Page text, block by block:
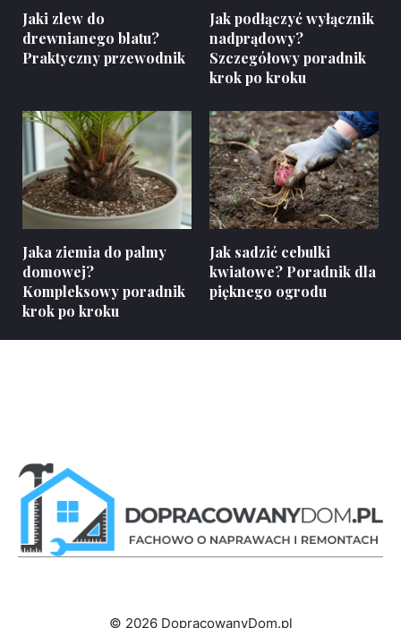
Jaki zlew do
drewnianego blatu?
Praktyczny przewodnik
Jak podłączyć wyłącznik
nadprądowy?
Szczegółowy poradnik
krok po kroku
Jaka ziemia do palmy
domowej?
Kompleksowy poradnik
krok po kroku
Jak sadzić cebulki
kwiatowe? Poradnik dla
pięknego ogrodu
© 2026 DopracowanyDom.pl